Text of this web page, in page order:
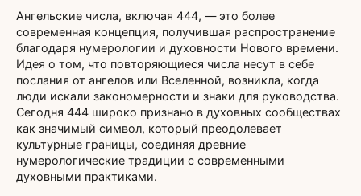
Ангельские числа, включая 444, — это более
современная концепция, получившая распространение
благодаря нумерологии и духовности Нового времени.
Идея о том, что повторяющиеся числа несут в себе
послания от ангелов или Вселенной, возникла, когда
люди искали закономерности и знаки для руководства.
Сегодня 444 широко признано в духовных сообществах
как значимый символ, который преодолевает
культурные границы, соединяя древние
нумерологические традиции с современными
духовными практиками.